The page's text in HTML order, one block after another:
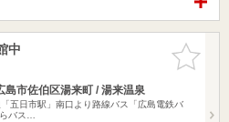
お気に入
りに追加
中
島市佐伯区湯来町 / 湯来温泉
五日市駅」南口より路線バス「広島電鉄バ
バス…